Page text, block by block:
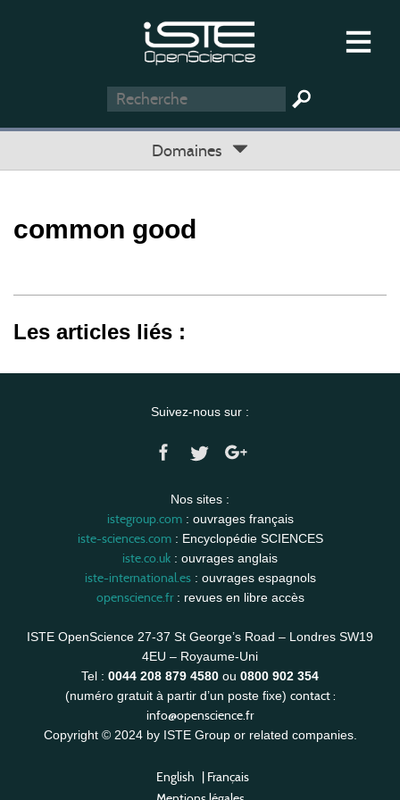
Domaines
common good
Les articles liés :
Suivez-nous sur :
Nos sites :
istegroup.com: ouvrages français
iste-sciences.com: Encyclopédie SCIENCES
iste.co.uk : ouvrages anglais
iste-international.es: ouvrages espagnols
openscience.fr: revues en libre accès
ISTE OpenScience 27-37 St George’s Road – Londres SW19
4EU – Royaume-Uni
Tel : 0044 208 879 4580 ou 0800 902 354
(numéro gratuit à partir d’un poste fixe) contact :
info@openscience.fr
Copyright © 2024 by ISTE Group or related companies.
English | Français